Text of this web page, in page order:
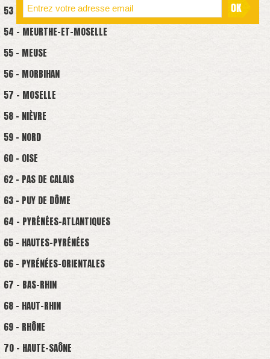
53 - MAYENNE
54 - MEURTHE-ET-MOSELLE
55 - MEUSE
56 - MORBIHAN
57 - MOSELLE
58 - NIÈVRE
59 - NORD
60 - OISE
62 - PAS DE CALAIS
63 - PUY DE DÔME
64 - PYRÉNÉES-ATLANTIQUES
65 - HAUTES-PYRÉNÉES
66 - PYRÉNÉES-ORIENTALES
67 - BAS-RHIN
68 - HAUT-RHIN
69 - RHÔNE
70 - HAUTE-SAÔNE